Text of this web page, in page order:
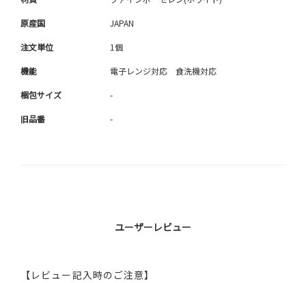
原産国 JAPAN
注文単位 1個
機能 電子レンジ対応 食洗機対応
梱包サイズ -
旧品番 -
ユーザーレビュー
【レビュー記入時のご注意】